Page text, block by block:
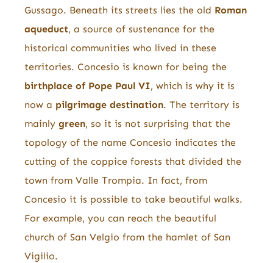
Gussago. Beneath its streets lies the old Roman
aqueduct, a source of sustenance for the
historical communities who lived in these
territories. Concesio is known for being the
birthplace of Pope Paul VI, which is why it is
now a pilgrimage destination. The territory is
mainly green, so it is not surprising that the
topology of the name Concesio indicates the
cutting of the coppice forests that divided the
town from Valle Trompia. In fact, from
Concesio it is possible to take beautiful walks.
For example, you can reach the beautiful
church of San Velgio from the hamlet of San
Vigilio.